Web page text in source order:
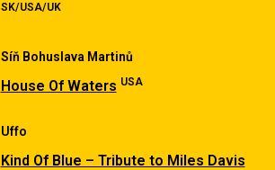
SK/USA/UK
Síň Bohuslava Martinů
House Of Waters USA
Uffo
Kind Of Blue – Tribute to Miles Davis